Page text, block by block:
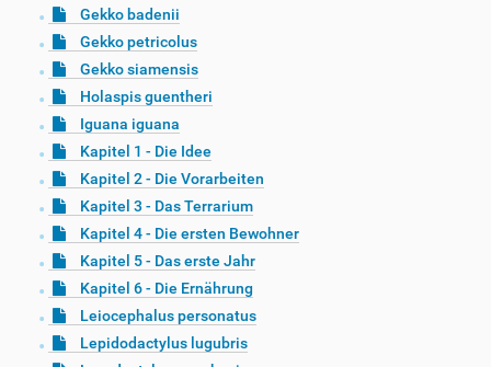
Gekko badenii
Gekko petricolus
Gekko siamensis
Holaspis guentheri
Iguana iguana
Kapitel 1 - Die Idee
Kapitel 2 - Die Vorarbeiten
Kapitel 3 - Das Terrarium
Kapitel 4 - Die ersten Bewohner
Kapitel 5 - Das erste Jahr
Kapitel 6 - Die Ernährung
Leiocephalus personatus
Lepidodactylus lugubris